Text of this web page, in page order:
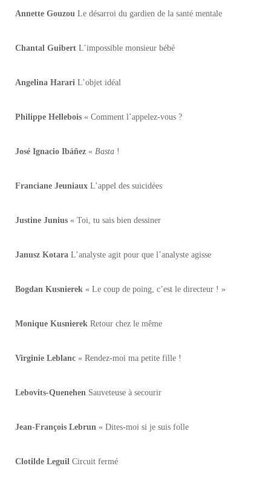
Annette Gouzou Le désarroi du gardien de la santé mentale
Chantal Guibert L’impossible monsieur bébé
Angelina Harari L’objet idéal
Philippe Hellebois « Comment l’appelez-vous ?
José Ignacio Ibáñez « Basta !
Franciane Jeuniaux L’appel des suicidées
Justine Junius « Toi, tu sais bien dessiner
Janusz Kotara L’analyste agit pour que l’analyste agisse
Bogdan Kusnierek « Le coup de poing, c’est le directeur ! »
Monique Kusnierek Retour chez le même
Virginie Leblanc « Rendez-moi ma petite fille !
Lebovits-Quenehen Sauveteuse à secourir
Jean-François Lebrun « Dites-moi si je suis folle
Clotilde Leguil Circuit fermé